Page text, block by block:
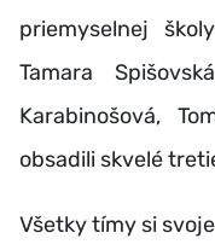
priemyselnej
Tamara
Karabinošová,
obsadili skvelé
Všetky tímy si